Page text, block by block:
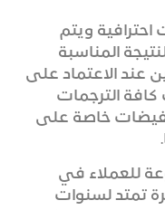
احترافية ويتم
المناسبة
عند الاعتماد على
كافة الترجمات
خاصة على
للعملاء في
تمتد لسنوات